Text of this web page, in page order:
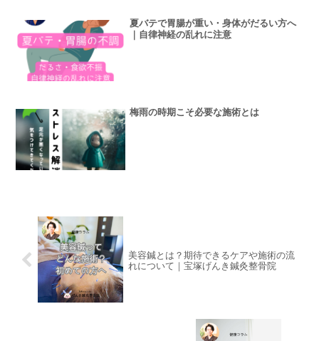
夏バテで胃腸が重い・身体がだるい方へ
｜自律神経の乱れに注意
梅雨の時期こそ必要な施術とは
美容鍼とは？期待できるケアや施術の流
れについて｜宝塚げんき鍼灸整骨院